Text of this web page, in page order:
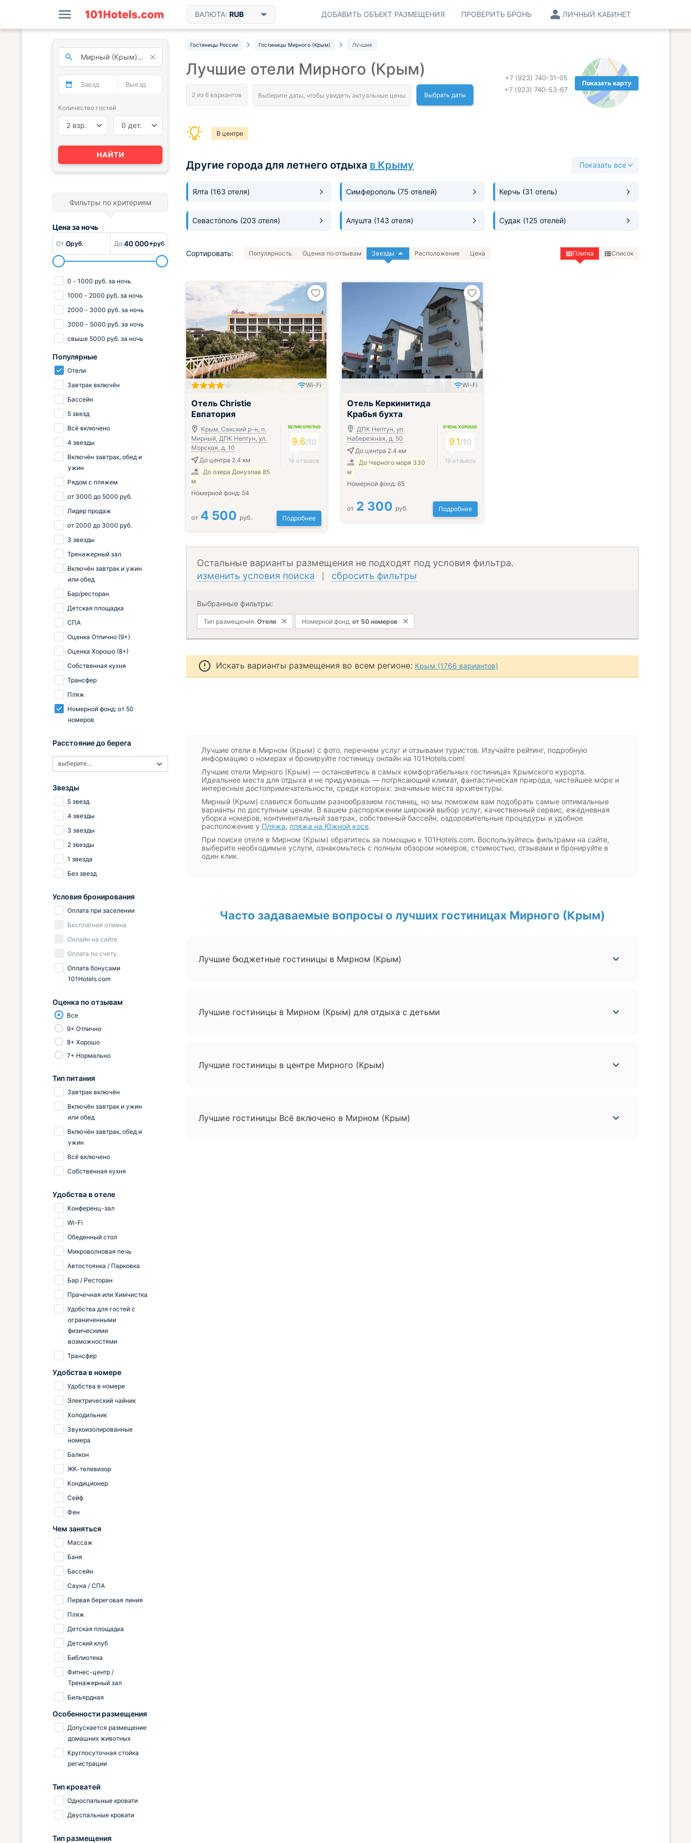
ВАЛЮТА: RUB ЛИЧНЫЙ КАБИНЕТ
ПРОВЕРИТЬ БРОНЬ
ДОБАВИТЬ ОБЪЕКТ РАЗМЕЩЕНИЯ
Гостиницы России Гостиницы Мирного (Крым) Лучшие
Показать карту
+7 (923) 740-31-05
+7 (923) 740-53-67
Лучшие отели Мирного (Крым)
Выбрать даты
В центре
Другие города для летнего отдыха в Крыму Показать все
Ялта (163 отеля) Симферополь (75 отелей) Керчь (31 отель)
Севастополь (203 отеля) Алушта (143 отеля) Судак (125 отелей)
Сортировать: Популярность Оценка по отзывам Звезды Расположение Цена Плитка Список
Включён завтрак, обед и ужин
Wi-Fi
Отель Christie
Евпатория
Крым, Сакский р-н, п.
Мирный, ДПК Нептун, ул.
Морская, д. 10
До центра 2.4 км
До озера Донузлав 85
м
Номерной фонд: 54
ВЕЛИКОЛЕПНО
9.6/10
19 отзывов
от 4 500 руб. Подробнее
Wi-Fi
Отель Керкинитида
Крабья бухта
ДПК Нептун, ул.
Набережная, д. 50
До центра 2.4 км
До Черного моря 330
м
Номерной фонд:65
ОЧЕНЬ ХОРОШО
9.1/10
19 отзывов
от 2 300 руб. Подробнее
Остальные варианты размещения не подходят под условия фильтра.
изменить условия поиска
сбросить фильтры
Выбранные фильтры:
Тип размещения: Отели Номерной фонд: от 50 номеров
Искать варианты размещения во всем регионе: Крым (1766 вариантов)
Лучшие отели в Мирном (Крым) с фото, перечнем услуг и отзывами туристов. Изучайте рейтинг, подробную
информацию о номерах и бронируйте гостиницу онлайн на 101Hotels.com!
Лучшие отели Мирного (Крым) — остановитесь в самых комфортабельных гостиницах Крымского курорта.
Идеальнее места для отдыха и не придумаешь — потрясающий климат, фантастическая природа, чистейшее море и
интересные достопримечательности, среди которых: значимые места архитектуры.
Мирный (Крым) славится большим разнообразием гостиниц, но мы поможем вам подобрать самые оптимальные
варианты по доступным ценам. В вашем распоряжении широкий выбор услуг, качественный сервис, ежедневная
уборка номеров, континентальный завтрак, собственный бассейн, оздоровительные процедуры и удобное
расположение у Пляжа, пляжа на Южной косе.
При поиске отеля в Мирном (Крым) обратитесь за помощью к 101Hotels.com. Воспользуйтесь фильтрами на сайте,
выберите необходимые услуги, ознакомьтесь с полным обзором номеров, стоимостью, отзывами и бронируйте в
один клик.
Часто задаваемые вопросы о лучших гостиницах Мирного (Крым)
Лучшие бюджетные гостиницы в Мирном (Крым)
Лучшие гостиницы в Мирном (Крым) для отдыха с детьми
Лучшие гостиницы в центре Мирного (Крым)
Лучшие гостиницы Всё включено в Мирном (Крым)
Количество гостей
2 взр. 0 дет.
НАЙТИ
Фильтры по критериям
Цена заночь
От 0руб. До 40 000+руб.
0 - 1000 руб. за ночь
1000 - 2000 руб. за ночь
2000 - 3000 руб. за ночь
3000 - 5000 руб. за ночь
свыше 5000 руб. за ночь
Популярные
Отели
Завтрак включён
Бассейн
5 звезд
Всё включено
4 звезды
Включён завтрак, обед и
ужин
Рядом с пляжем
от 3000 до 5000 руб.
Лидер продаж
от 2000 до 3000 руб.
3 звезды
Тренажерный зал
Включён завтрак и ужин
или обед
Бар/ресторан
Детская площадка
СПА
Оценка Отлично (9+)
Оценка Хорошо (8+)
Собственная кухня
Трансфер
Пляж
Номерной фонд: от 50
номеров
Расстояние до берега
выберите...
Звезды
5 звезд
4 звезды
3 звезды
2 звезды
1 звезда
Без звезд
Условия бронирования
Оплата при заселении
Бесплатная отмена
Онлайн на сайте
Оплата по счету
Оплата бонусами
101Hotels.com
Оценка по отзывам
Все
9+ Отлично
8+ Хорошо
7+ Нормально
Тип питания
Завтрак включён
Включён завтрак и ужин
или обед
Включён завтрак, обед и
ужин
Всё включено
Собственная кухня
Удобства в отеле
Конференц-зал
Wi-Fi
Обеденный стол
Микроволновая печь
Автостоянка / Парковка
Бар / Ресторан
Прачечная или Химчистка
Удобства для гостей с
ограниченными
физическими
возможностями
Трансфер
Удобства в номере
Удобства в номере
Электрический чайник
Холодильник
Звукоизолированные
номера
Балкон
ЖК-телевизор
Кондиционер
Сейф
Фен
Чем заняться
Массаж
Баня
Бассейн
Сауна / СПА
Первая береговая линия
Пляж
Детская площадка
Детский клуб
Библиотека
Фитнес-центр /
Тренажерный зал
Бильярдная
Особенности размещения
Допускается размещение
домашних животных
Круглосуточная стойка
регистрации
Тип кроватей
Односпальные кровати
Двуспальные кровати
Тип размещения